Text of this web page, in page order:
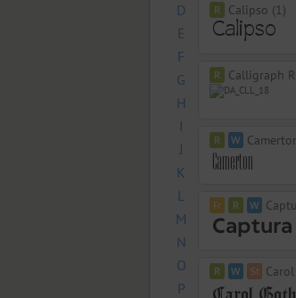
D
E
F
G
H
I
J
K
L
M
N
O
P
Calipso (1)
Calligraph